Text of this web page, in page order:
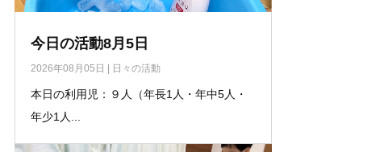
今日の活動8月5日
2026年08月05日 日々の活動
本日の利用児：９人（年長1人・年中5人・
年少1人...